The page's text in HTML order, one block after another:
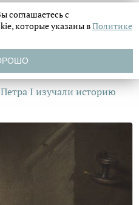
I изучали историю
соглашаетесь с
которые указаны вПолитике